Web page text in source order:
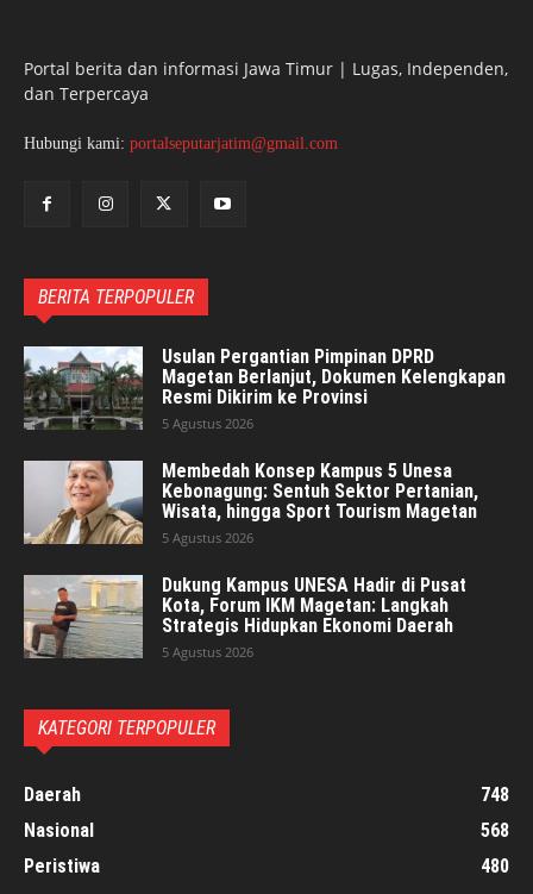
Portal berita dan informasi Jawa Timur | Lugas, Independen,
dan Terpercaya
Hubungi kami: portalseputarjatim@gmail.com
BERITA TERPOPULER
Usulan Pergantian Pimpinan DPRD
Magetan Berlanjut, Dokumen Kelengkapan
Resmi Dikirim ke Provinsi
5 Agustus 2026
Membedah Konsep Kampus 5 Unesa
Kebonagung: Sentuh Sektor Pertanian,
Wisata, hingga Sport Tourism Magetan
5 Agustus 2026
Dukung Kampus UNESA Hadir di Pusat
Kota, Forum IKM Magetan: Langkah
Strategis Hidupkan Ekonomi Daerah
5 Agustus 2026
KATEGORI TERPOPULER
Daerah
748
Nasional
568
Peristiwa
480